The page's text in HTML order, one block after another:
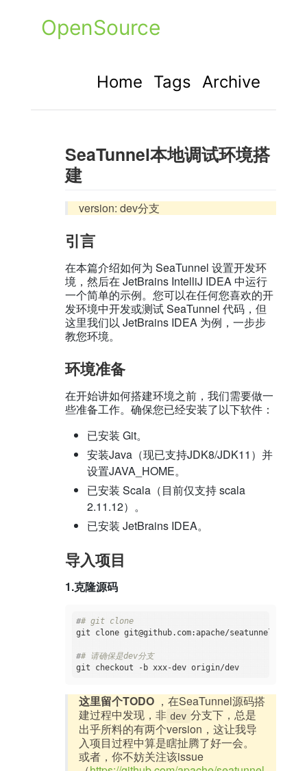
OpenSource
Home Tags Archive
SeaTunnel本地调试环境搭
建
version: dev分支
引言
在本篇介绍如何为 SeaTunnel 设置开发环
境，然后在 JetBrains IntelliJ IDEA 中运行
一个简单的示例。您可以在任何您喜欢的开
发环境中开发或测试 SeaTunnel 代码，但
这里我们以 JetBrains IDEA 为例，一步步
教您环境。
环境准备
在开始讲如何搭建环境之前，我们需要做一
些准备工作。确保您已经安装了以下软件：
已安装 Git。
安装Java（现已支持JDK8/JDK11）并
设置JAVA_HOME。
已安装 Scala（目前仅支持 scala
2.11.12）。
已安装 JetBrains IDEA。
导入项目
1.克隆源码
## git clone
## 请确保是dev分支
git checkout -b xxx-dev origin/dev
这里留个TODO，在SeaTunnel源码搭
建过程中发现，非 dev 分支下，总是
出乎所料的有两个version，这让我导
入项目过程中算是瞎扯腾了好一会。
或者，你不妨关注该issue